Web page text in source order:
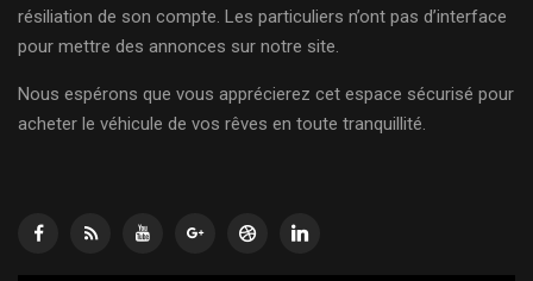
résiliation de son compte. Les particuliers n’ont pas d’interface
pour mettre des annonces sur notre site.
Nous espérons que vous apprécierez cet espace sécurisé pour
acheter le véhicule de vos rêves en toute tranquillité.